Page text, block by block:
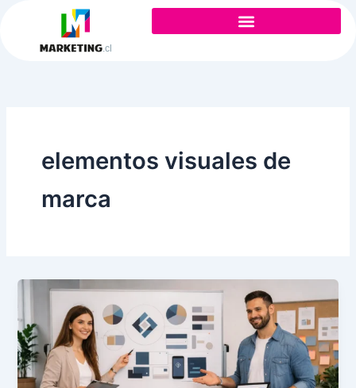
contenido
elementos visuales de
marca